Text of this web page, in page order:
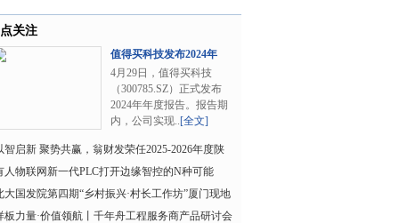
关注
值得买科技发布2024年
报：业务基本盘持..
4月29日，值得买科技
（300785.SZ）正式发布
2024年年度报告。报告期
内，公司实现..[全文]
智启新 聚势共赢，翁财发荣任2025-2026年度陕
商汇会长
人物联网新一代PLC打开边缘智控的N种可能
大国发院第四期“乡村振兴·村长工作坊”厦门现地
活动圆
板力量·价值领航丨千年舟工程服务商产品研讨会